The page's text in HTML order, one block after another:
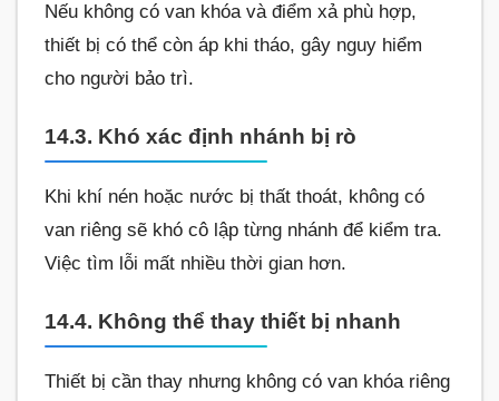
Nếu không có van khóa và điểm xả phù hợp,
thiết bị có thể còn áp khi tháo, gây nguy hiểm
cho người bảo trì.
14.3. Khó xác định nhánh bị rò
Khi khí nén hoặc nước bị thất thoát, không có
van riêng sẽ khó cô lập từng nhánh để kiểm tra.
Việc tìm lỗi mất nhiều thời gian hơn.
14.4. Không thể thay thiết bị nhanh
Thiết bị cần thay nhưng không có van khóa riêng